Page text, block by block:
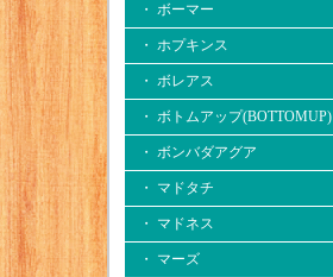
・ ボーマー
・ ホプキンス
・ ボレアス
・ ボトムアップ(BOTTOMUP)
・ ボンバダアグア
・ マドタチ
・ マドネス
・ マーズ